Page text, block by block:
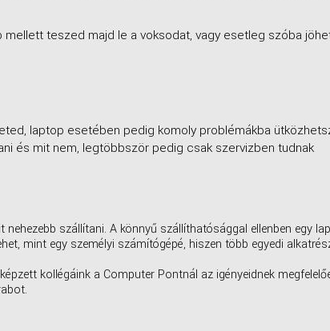
teszed majd le a voksodat, vagy esetleg szóba
laptop esetében pedig komoly problémákba
és mit nem, legtöbbször pedig csak szervizben tudnak
szállítani. A könnyű szállíthatósággal ellenben egy
mint egy személyi számítógépé, hiszen több egyedi
kollégáink a Computer Pontnál az igényeidnek